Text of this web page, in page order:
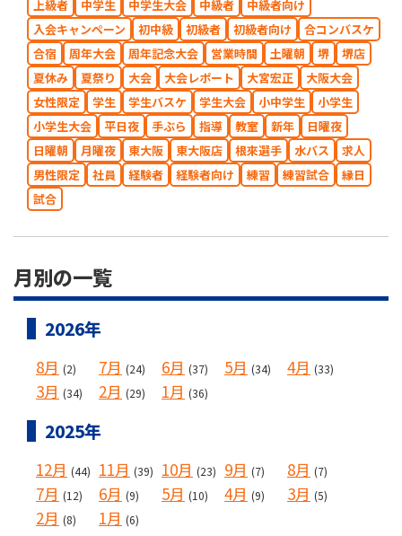
上級者
中学生 中学生大会 中級者
中級者向け
入会キャンペーン
初中級 初級者 初級者向け
合コンバスケ
合宿
周年大会 周年記念大会 営業時間 土曜朝 堺
堺店
夏休み
夏祭り 大会 大会レポート 大宮宏正
大阪大会
女性限定
学生 学生バスケ 学生大会 小中学生
小学生
小学生大会
平日夜 手ぶら 指導 教室 新年
日曜夜
日曜朝
月曜夜 東大阪 東大阪店 根來選手 水バス
求人
男性限定
社員 経験者 経験者向け 練習 練習試合
縁日
試合
月別の一覧
2026年
8月 (2) 7月 (24) 6月 (37) 5月 (34) 4月 (33)
3月 (34) 2月 (29) 1月 (36)
2025年
12月 (44) 11月 (39) 10月 (23) 9月 (7) 8月 (7)
7月 (12) 6月 (9) 5月 (10) 4月 (9) 3月 (5)
2月 (8) 1月 (6)